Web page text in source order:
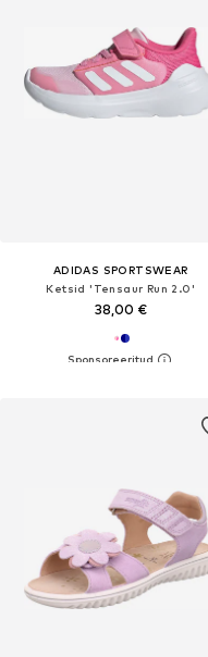
ADIDAS SPORTSWEAR
Ketsid 'Tensaur Run 2.0'
38,00 €